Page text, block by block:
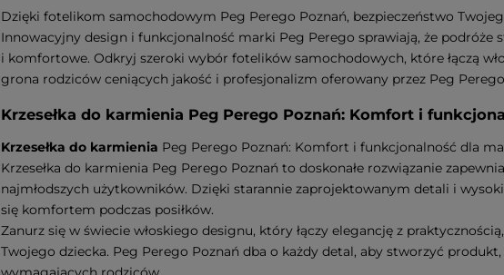
Dzięki fotelikom samochodowym Peg Perego Poznań, bezpieczeństwo
Innowacyjny design i funkcjonalność marki Peg Perego sprawiają, że podróże
i komfortowe. Odkryj szeroki wybór fotelików samochodowych, które łączą
grona rodziców ceniących jakość i profesjonalizm oferowany przez Peg
Krzesełka do karmienia Peg Perego Poznań: Komfort i
Krzesełka do karmienia Peg Perego Poznań: Komfort i funkcjonalność dla
Krzesełka do karmienia Peg Perego Poznań to doskonałe rozwiązanie
najmłodszych użytkowników. Dzięki starannie zaprojektowanym detali i
się komfortem podczas posiłków.
Zanurz się w świecie włoskiego designu, który łączy elegancję z
Twojego dziecka. Peg Perego Poznań dba o każdy detal, aby stworzyć